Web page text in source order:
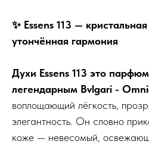
✨ Essens 113 —
утончённая гармония
Духи Essens 113 это
легендарным Bvlgari -
воплощающий лёгкость,
элегантность. Он словно
коже — невесомый,